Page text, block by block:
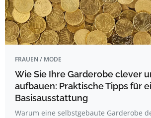
FRAUEN / MODE
Wie Sie Ihre Garderobe clever
aufbauen: Praktische Tipps für
Basisausstattung
Warum eine selbstgebaute Garderobe